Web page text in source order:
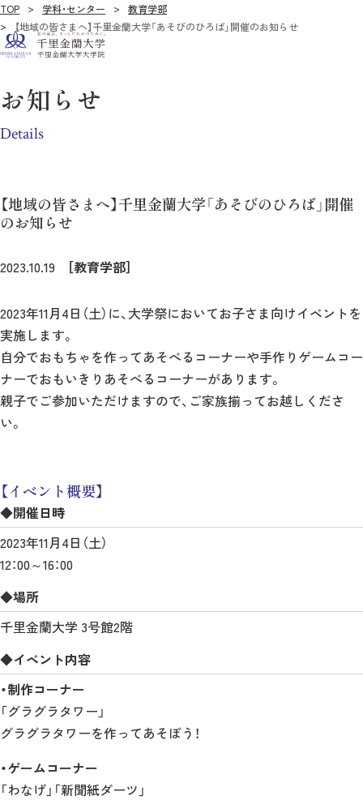
TOP 学科・センター
教育学部
【地域の皆さまへ】千里金蘭大学「あそびのひろば」開催のお知らせ
お知らせ
Details
【地域の皆さまへ】千里金蘭大学「あそびのひろば」開催
のお知らせ
2023.10.19 ［教育学部］
2023年11月4日（土）に、大学祭においてお子さま向けイベントを
実施します。
自分でおもちゃを作ってあそべるコーナーや手作りゲームコー
ナーでおもいきりあそべるコーナーがあります。
親子でご参加いただけますので、ご家族揃ってお越しくださ
い。
【イベント概要】
◆開催日時
2023年11月4日（土）
12：00～16：00
◆場所
千里金蘭大学 3号館2階
◆イベント内容
・制作コーナー
「グラグラタワー」
グラグラタワーを作ってあそぼう！
・ゲームコーナー
「わなげ」「新聞紙ダーツ」